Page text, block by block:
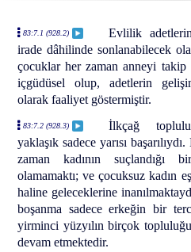
83:7.1 (928.2)
Evlilik
irade dâhilinde sonlanabilecek
çocuklar her zaman anneyi takip
içgüdüsel olup, adetlerin
olarak faaliyet göstermiştir.
83:7.2 (928.3)
İlkçağ
yaklaşık sadece yarısı
zaman kadının suçlandığı
olamamaktı; ve çocuksuz kadın
haline geleceklerine
boşanma sadece erkeğin bir
yirminci yüzyılın birçok topluluğu
devam etmektedir.